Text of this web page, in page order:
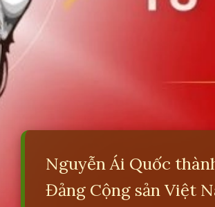
Nguyễn Ái Quốc
Đảng Cộng sản Việt